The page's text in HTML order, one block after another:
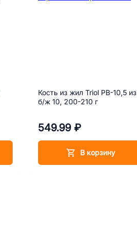
Кость из жил Triol PB-10,5 из
б/ж 10, 200-210 г
549.99 ₽
В корзину